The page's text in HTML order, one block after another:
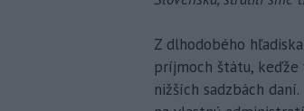
Z dlhodobého
príjmoch štátu, keďže
nižších sadzbách